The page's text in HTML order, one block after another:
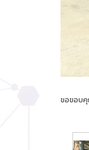
ขอขอบคุ